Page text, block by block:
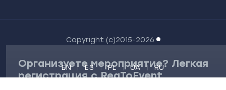
Copyright (c)2015-2026
Организуете мероприятие? Легкая
регистрация с RegToEvent
EN ES PL UA RU